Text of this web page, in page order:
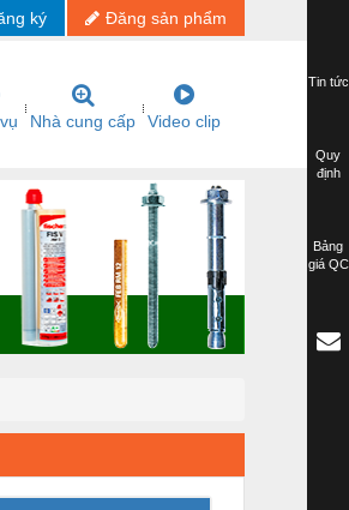
Đăng sản phẩm
ký
Nhà cung cấp Video clip
Tin tức
Quy
định
Bảng
giá QC